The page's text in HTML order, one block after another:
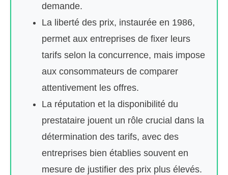
demande.
La liberté des prix, instaurée en 1986,
permet aux entreprises de fixer leurs
tarifs selon la concurrence, mais impose
aux consommateurs de comparer
attentivement les offres.
La réputation et la disponibilité du
prestataire jouent un rôle crucial dans la
détermination des tarifs, avec des
entreprises bien établies souvent en
mesure de justifier des prix plus élevés.